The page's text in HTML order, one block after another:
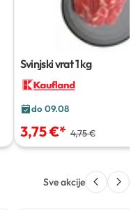
Svinjski vrat1 kg
do 09.08
3,75 €* 4,75 €
Sve akcije